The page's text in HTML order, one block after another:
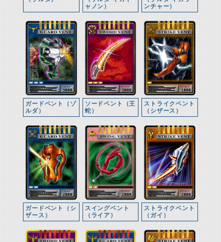
ャノン）
ンチャー）
ガードベント（ゾ
ルダ）
ソードベント（王
蛇）
ストライクベント
（シザース）
ガードベント（シ
ザース）
スイングベント
（ライア）
ストライクベント
（ガイ）